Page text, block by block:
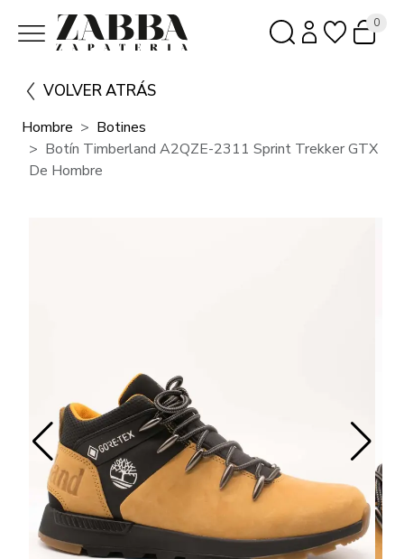
0
VOLVER ATRÁS
Hombre
Botines
Botín Timberland A2QZE-2311 Sprint Trekker GTX
De Hombre